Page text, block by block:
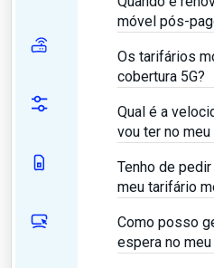
móvel pós-
Os tarifários
cobertura 5G?
Qual é a
vou ter no
Tenho de
meu tarifário
Como posso
espera no